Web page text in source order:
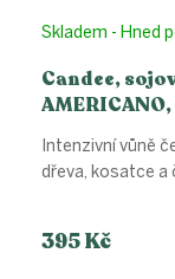
Candee,
Skladem - Hned
395 Kč
Intenzivní vůně
dřeva, kosatce a